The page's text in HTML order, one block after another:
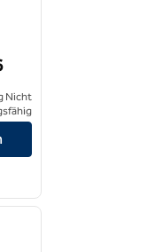
Nicht
nächstes Bild